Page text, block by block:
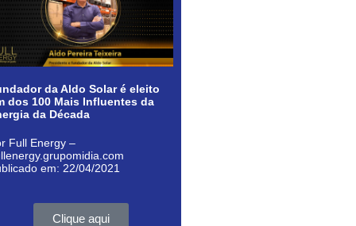
da Aldo Solar é eleito
dos 100 Mais Influentes da
da Década
Full Energy –
em: 22/04/2021
Clique aqui